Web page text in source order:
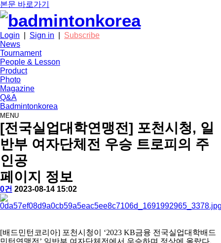
본문 바로가기
Login Sign in
Subscribe
News
Tournament
People & Lesson
Product
Photo
Magazine
Q&A
Badmintonkorea
MENU
news
[전국실업대학연맹전] 포천시청, 일
반부 여자단체전 우승 트로피의 주
인공
페이지 정보
작
성
자
배
드
민
리
댓
글
0건 작
일
2023-08-14 15:02
본
[배드민턴코리아] 포천시청이 ‘2023 KB금융 전국실업대학배드
민턴연맹전 ’ 일반부 여자단체전에서 우승하며 정상에 올랐다.